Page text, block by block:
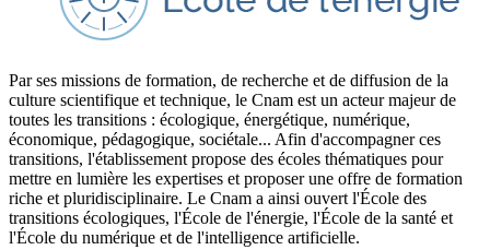
Par ses missions de formation, de recherche et de diffusion de la
culture scientifique et technique, le Cnam est un acteur majeur de
toutes les transitions : écologique, énergétique, numérique,
économique, pédagogique, sociétale... Afin d'accompagner ces
transitions, l'établissement propose des écoles thématiques pour
mettre en lumière les expertises et proposer une offre de formation
riche et pluridisciplinaire. Le Cnam a ainsi ouvert l'École des
transitions écologiques, l'École de l'énergie, l'École de la santé et
l'École du numérique et de l'intelligence artificielle.